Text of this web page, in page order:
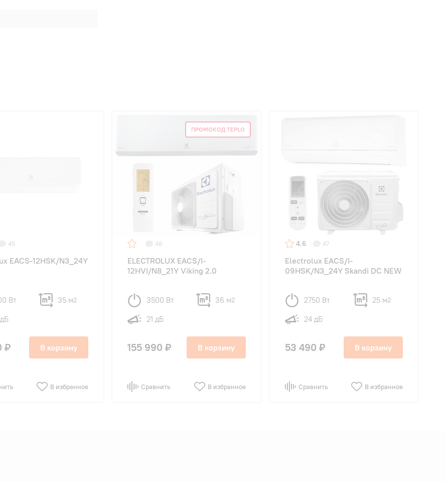
45
EACS-12HSK/N3_24Y
Вт 35 м2
₽ В корзину
В избранное
ПРОМОКОД TEPLO
48
ELECTROLUX EACS/I-
12HVI/N8_21Y Viking 2.0
3500 Вт 36 м2
21 дБ
155 990 ₽ В корзину
Сравнить В избранное
4.6 47
Electrolux EACS/I-
09HSK/N3_24Y Skandi DC NEW
2750 Вт 25 м2
24 дБ
53 490 ₽ В корзину
Сравнить В избранное